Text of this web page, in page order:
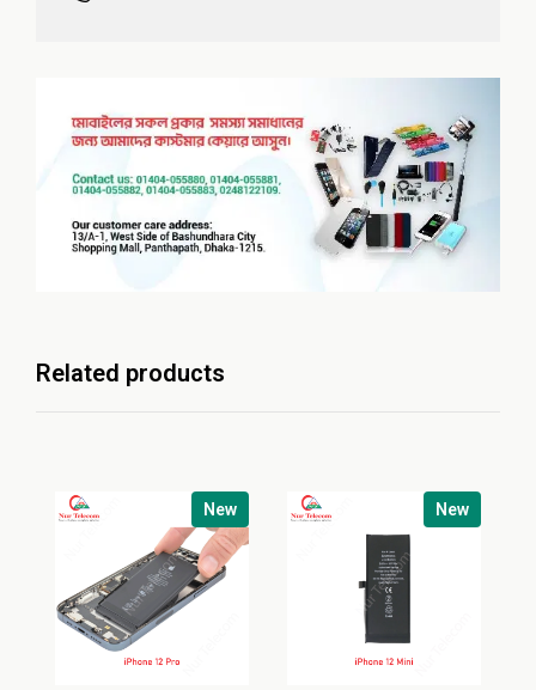
Related products
New New